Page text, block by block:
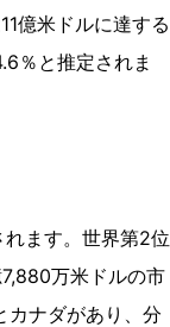
億米ドルに達する
％と推定されま
ます。世界第2位
万米ドルの市
カナダがあり、分